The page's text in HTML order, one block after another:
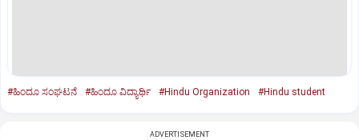
#ಹಿಂದೂ ಸಂಘಟನೆ #ಹಿಂದೂ ವಿದ್ಯಾರ್ಥಿ #Hindu Organization #Hindu student
ADVERTISEMENT